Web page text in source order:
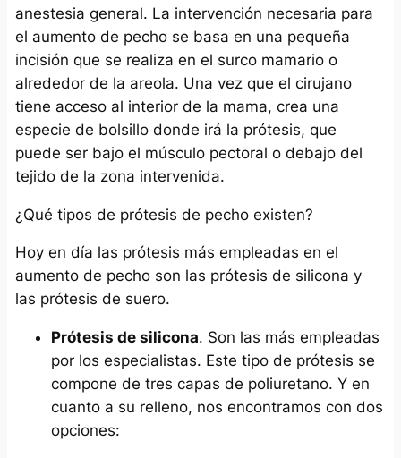
anestesia general. La intervención necesaria para
el aumento de pecho se basa en una pequeña
incisión que se realiza en el surco mamario o
alrededor de la areola. Una vez que el cirujano
tiene acceso al interior de la mama, crea una
especie de bolsillo donde irá la prótesis, que
puede ser bajo el músculo pectoral o debajo del
tejido de la zona intervenida.
¿Qué tipos de prótesis de pecho existen?
Hoy en día las prótesis más empleadas en el
aumento de pecho son las prótesis de silicona y
las prótesis de suero.
Prótesis de silicona. Son las más empleadas
por los especialistas. Este tipo de prótesis se
compone de tres capas de poliuretano. Y en
cuanto a su relleno, nos encontramos con dos
opciones: